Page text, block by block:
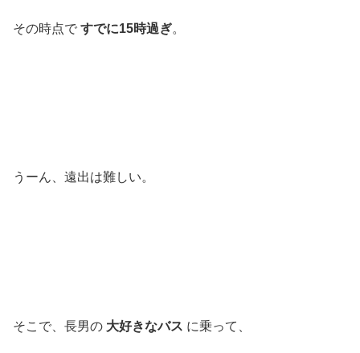
その時点で すでに15時過ぎ。
うーん、遠出は難しい。
そこで、長男の 大好きなバス に乗って、